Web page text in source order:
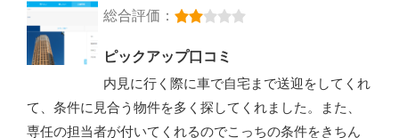
総合評価：
ピックアップ口コミ
内見に行く際に車で自宅まで送迎をしてくれ
て、条件に見合う物件を多く探してくれました。また、
専任の担当者が付いてくれるのでこっちの条件をきちん